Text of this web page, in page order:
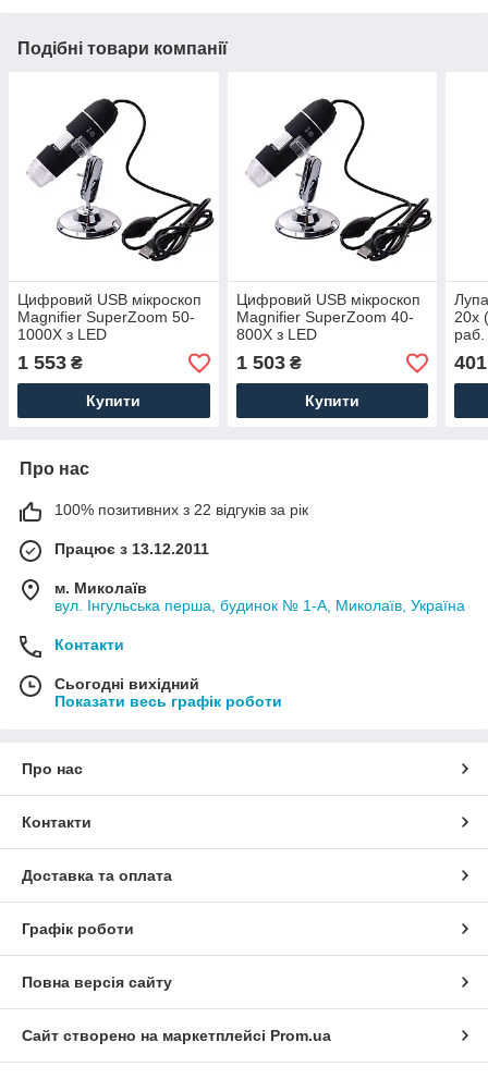
Подібні товари компанії
Цифровий USB мікроскоп
Magnifier SuperZoom 50-
1000X з LED
підсвічуванням
1 553 ₴
Купити
Цифровий USB мікроскоп
Magnifier SuperZoom 40-
800X з LED
підсвічуванням
1 503₴
Купити
20х
401
Про нас
100% позитивних з 22 відгуків за рік
Працює з 13.12.2011
м. Миколаїв
вул. Інгульська перша, будинок № 1-А, Миколаїв, Україна
Контакти
Сьогодні вихідний
Показати весь графік роботи
Про нас
Контакти
Доставка та оплата
Графік роботи
Повна версія сайту
Сайт створено на маркетплейсі Prom.ua